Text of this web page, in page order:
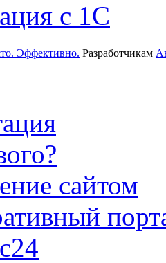
с 1С
Разработчикам
сайтом